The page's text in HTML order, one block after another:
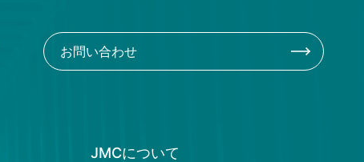
お問い合わせ
JMCについて